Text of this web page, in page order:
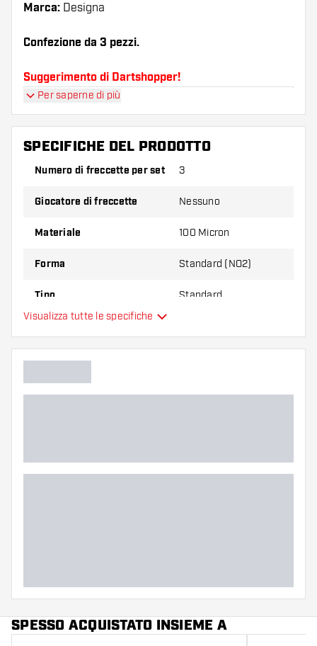
Marca: Designa
Confezione da 3 pezzi.
Suggerimento di Dartshopper!
numero di alette e di astine. Questi possono
danneggiarsi o rompersi con l'uso.
spessore diverso di alette per scoprire quale
Per saperne di più
SPECIFICHE DEL PRODOTTO
Numero di freccette per set 3
Giocatore di freccette Nessuno
Materiale 100 Micron
Forma Standard (NO2)
Tipo Standard
Colori aggiuntivi
Visualizza tutte le specifiche
SPESSO ACQUISTATO INSIEME A